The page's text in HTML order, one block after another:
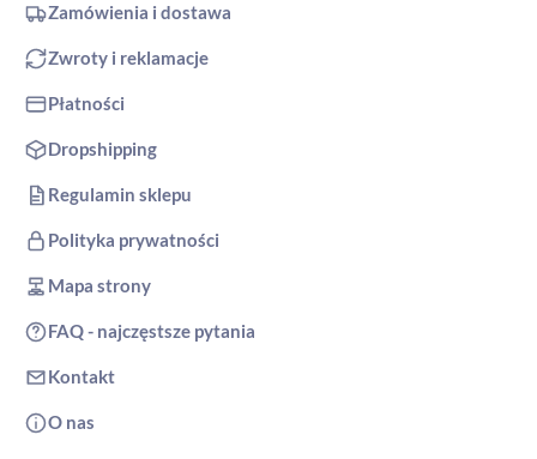
Zamówienia i dostawa
Zwroty i reklamacje
Płatności
Dropshipping
Regulamin sklepu
Polityka prywatności
Mapa strony
FAQ - najczęstsze pytania
Kontakt
O nas